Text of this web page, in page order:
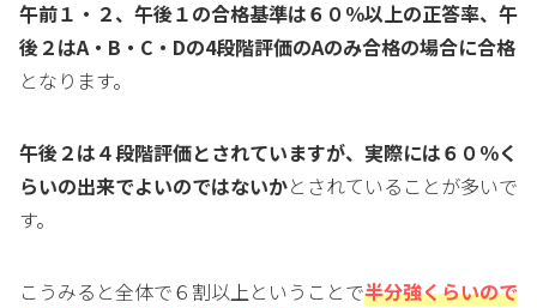
午前１・２、午後１の合格基準は６０％以上の正答率、午
後２はA・B・C・Dの4段階評価のAのみ合格の場合に合格
となります。
午後２は４段階評価とされていますが、実際には６０％く
らいの出来でよいのではないかとされていることが多いで
す。
こうみると全体で６割以上ということで半分強くらいので